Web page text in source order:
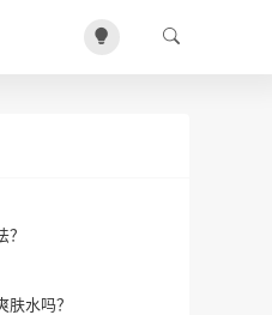
水吗？